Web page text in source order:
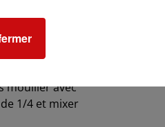
mouiller avec
1/4 et mixer